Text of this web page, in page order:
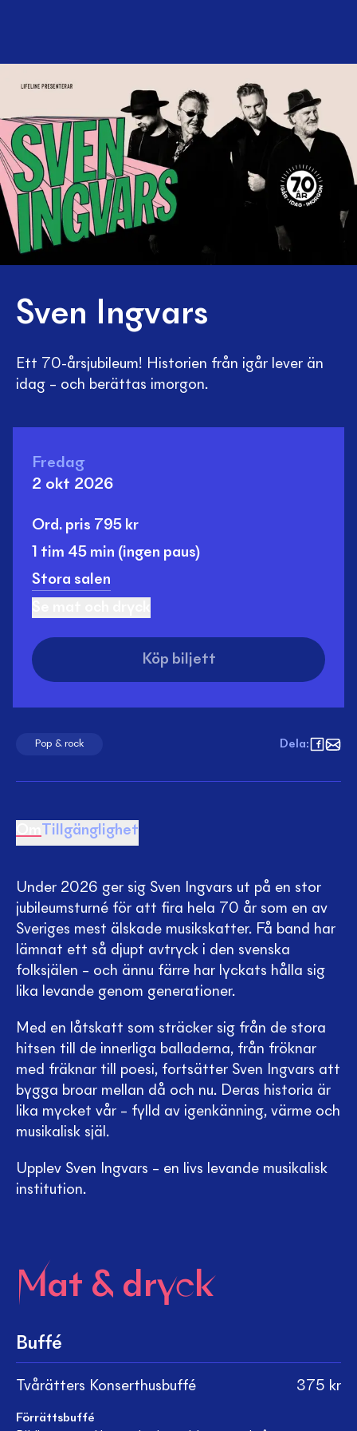
Sven Ingvars
Ett 70-årsjubileum! Historien från igår lever än
idag – och berättas imorgon.
Fredag
2 okt 2026
Ord. pris 795 kr
1 tim 45 min (ingen paus)
Stora salen
Köp biljett
Pop & rock Dela:
Tillgänglighet
Under 2026 ger sig Sven Ingvars ut på en stor
jubileumsturné för att fira hela 70 år som en av
Sveriges mest älskade musikskatter. Få band har
lämnat ett så djupt avtryck i den svenska
folksjälen – och ännu färre har lyckats hålla sig
lika levande genom generationer.
Med en låtskatt som sträcker sig från de stora
hitsen till de innerliga balladerna, från fröknar
med fräknar till poesi, fortsätter Sven Ingvars att
bygga broar mellan då och nu. Deras historia är
lika mycket vår – fylld av igenkänning, värme och
musikalisk själ.
Upplev Sven Ingvars – en livs levande musikalisk
institution.
Mat & dryck
Buffé
Tvårätters Konserthusbuffé 375 kr
Förrättsbuffé